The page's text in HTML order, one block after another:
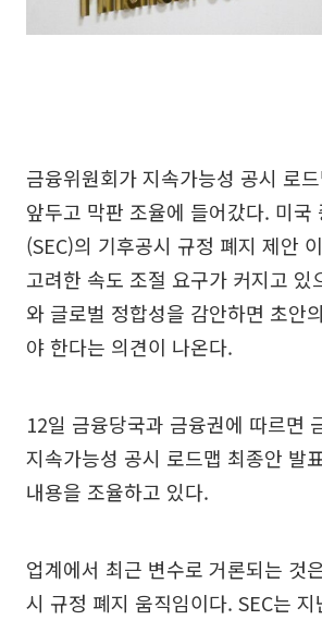
금융위원회가 지속가능성 공시 로
앞두고 막판 조율에 들어갔다. 미국
(SEC)의 기후공시 규정 폐지 제안
고려한 속도 조절 요구가 커지고 있
와 글로벌 정합성을 감안하면 초안
야 한다는 의견이 나온다.
12일 금융당국과 금융권에 따르면
지속가능성 공시 로드맵 최종안 발
내용을 조율하고 있다.
업계에서 최근 변수로 거론되는 것
시 규정 폐지 움직임이다. SEC는